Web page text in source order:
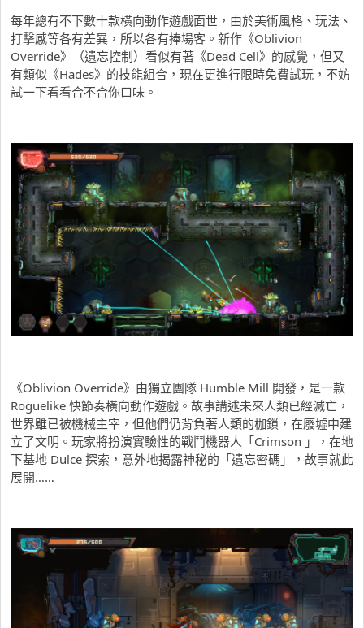
每年總有不下數十款橫向動作遊戲面世，由於美術風格、玩法、
打擊感等各有差異，所以各有捧場客。新作《Oblivion
Override》（遺忘控制）看似有著《Dead Cell》的感覺，但又
有類似《Hades》的技能組合，現在更進行限時免費試玩，不妨
試一下看看合不合你口味。
《Oblivion Override》由獨立團隊 Humble Mill 開發，是一款
Roguelike 快節奏橫向動作遊戲。故事講述未來人類已經滅亡，
世界雖已被機械主宰，但他們仍背負著人類的枷鎖，在廢墟中建
立了文明。玩家將扮演實驗性的戰鬥機器人「Crimson 」，在地
下基地 Dulce 探索，意外地揭露神秘的「遺忘密碼」，故事就此
展開……